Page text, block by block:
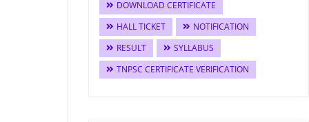
DOWNLOAD CERTIFICATE
HALL TICKET
NOTIFICATION
RESULT
SYLLABUS
TNPSC CERTIFICATE VERIFICATION